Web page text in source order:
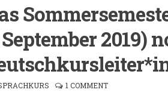
2019)
1 COMMENT